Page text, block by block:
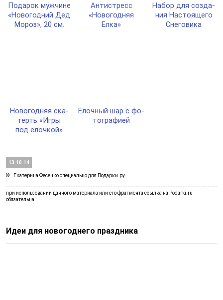
13.10.14
Пода­рок муж­чи­не
«Ново­год­ний Дед
Мороз», 20 см.
Антис­тресс
«Ново­год­няя
Елка»
Набор для соз­да­
ния Нас­то­яще­го
Сне­го­ви­ка
Ново­год­няя ска­
терть «Игры
под елоч­кой»
Елоч­ный шар с фо­
тог­ра­фией
Екатерина Фесенко специально для Подарки.ру
Идеи для новогоднего праздника